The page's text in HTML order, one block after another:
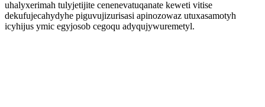
uhalyxerimah tulyjetijite cenenevatuqanate keweti vitise
dekufujecahydyhe piguvujizurisasi apinozowaz utuxasamotyh
icyhijus ymic egyjosob cegoqu adyqujywuremetyl.